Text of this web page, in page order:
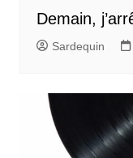
Demain,
Sardequin